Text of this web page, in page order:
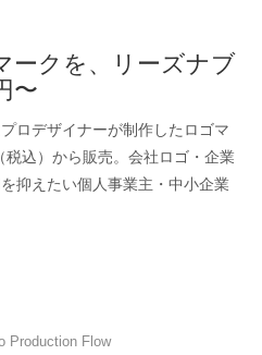
ークを、リーズナブ
〜
ロデザイナーが制作したロゴマ
込）から販売。会社ロゴ・企業
抑えたい個人事業主・中小企業
Production Flow